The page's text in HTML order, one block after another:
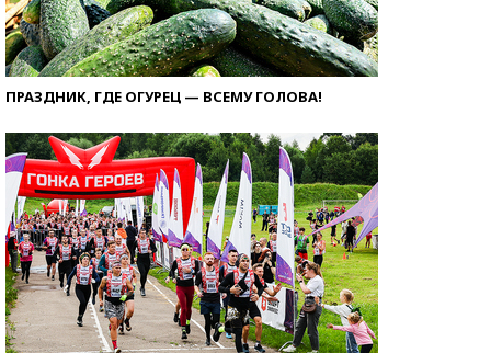
ПРАЗДНИК, ГДЕ ОГУРЕЦ — ВСЕМУ ГОЛОВА!